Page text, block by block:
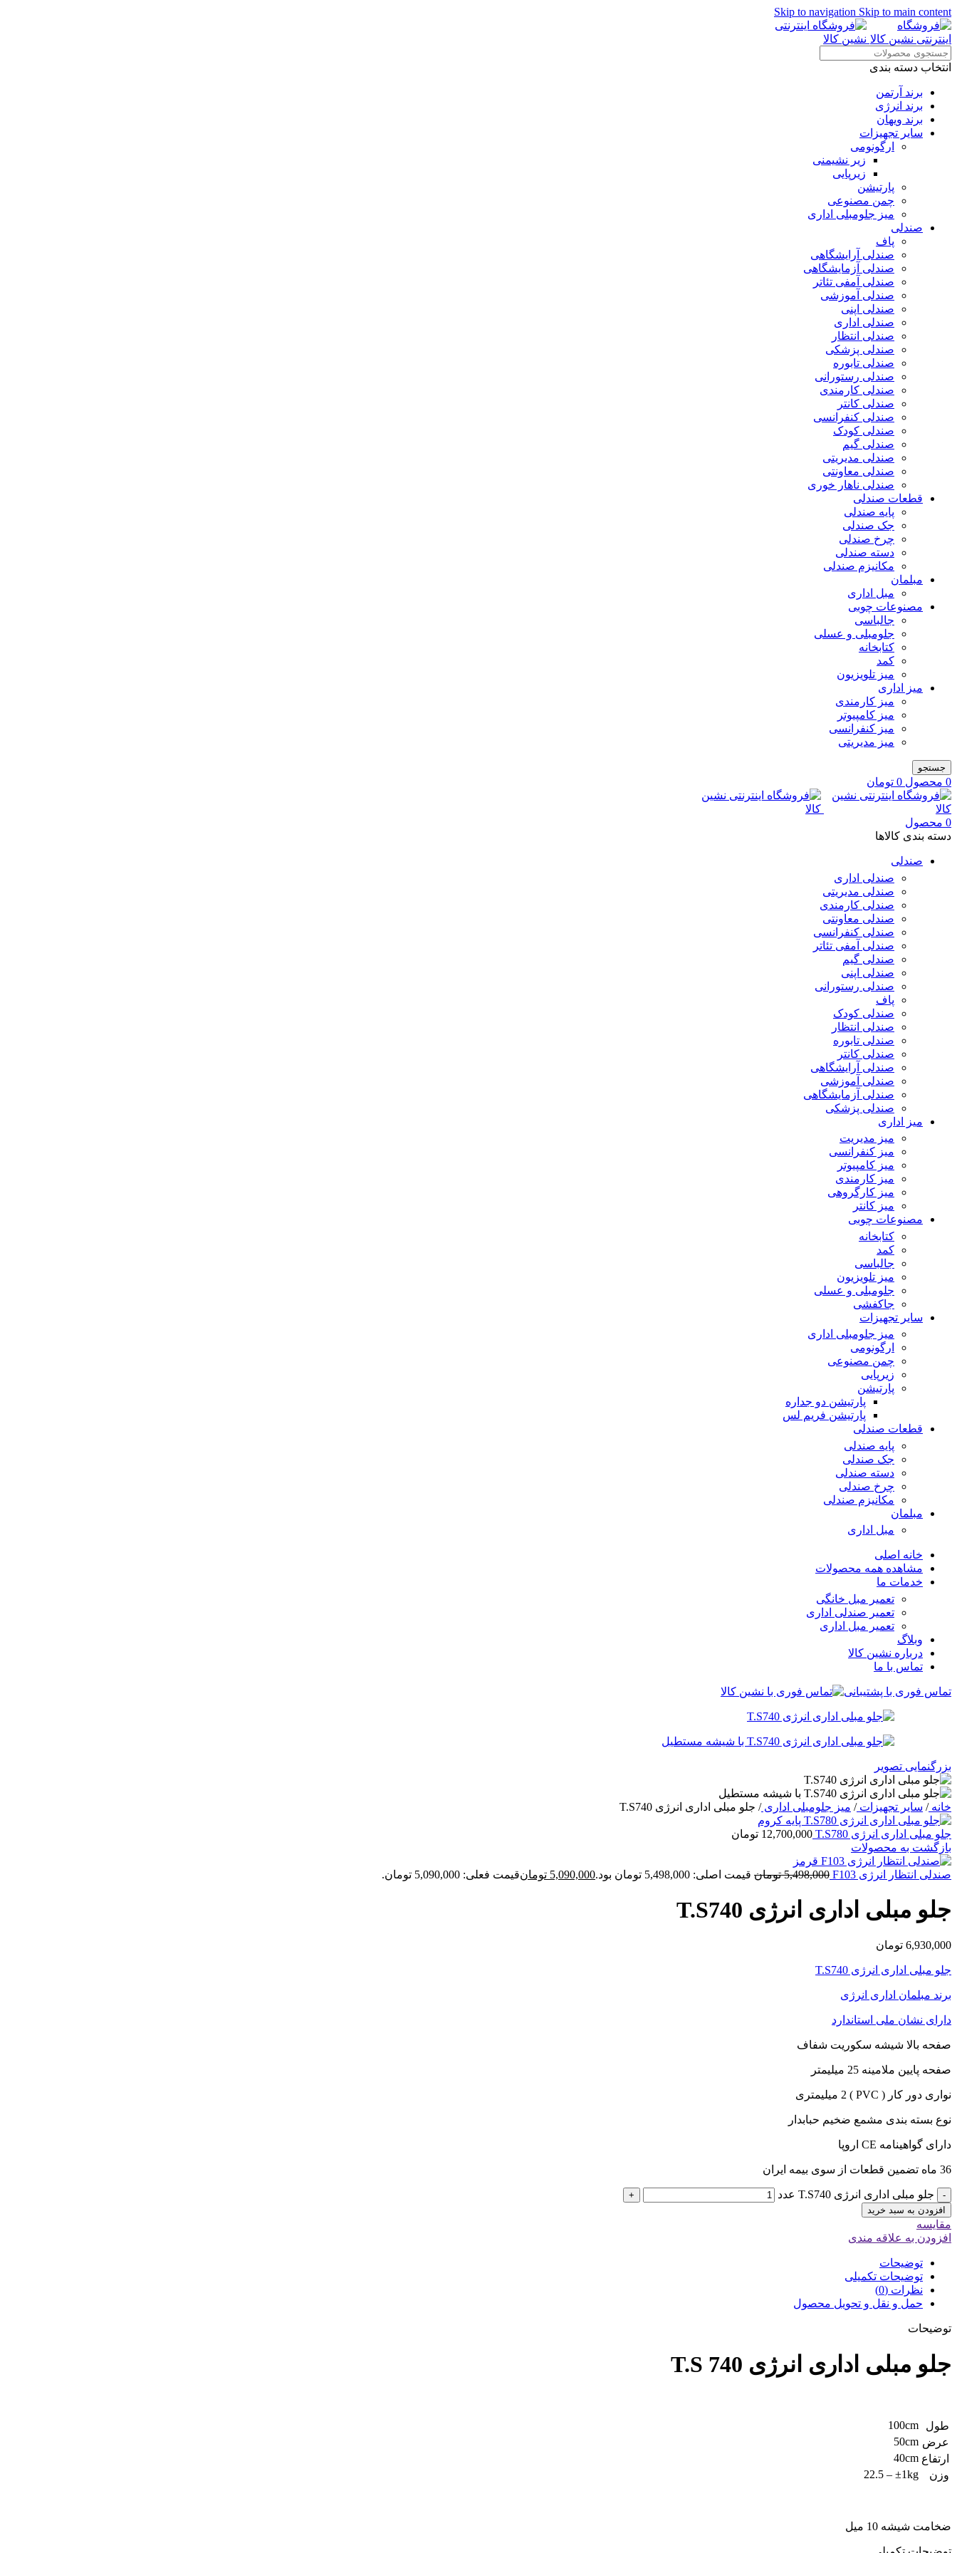
Skip to navigation Skip to main content
انتخاب دسته بندی
برند آرتمن
برند انرژی
برند ویهان
سایر تجهیزات
ارگونومی
زیر نشیمنی
زیرپایی
پارتیشن
چمن مصنوعی
میز جلومبلی اداری
صندلی
پاف
صندلی آرایشگاهی
صندلی آزمایشگاهی
صندلی آمفی تئاتر
صندلی آموزشی
صندلی اپنی
صندلی اداری
صندلی انتظار
صندلی پزشکی
صندلی تابوره
صندلی رستورانی
صندلی کارمندی
صندلی کانتر
صندلی کنفرانسی
صندلی کودک
صندلی گیم
صندلی مدیریتی
صندلی معاونتی
صندلی ناهار خوری
قطعات صندلی
پایه صندلی
جک صندلی
چرخ صندلی
دسته صندلی
مکانیزم صندلی
مبلمان
مبل اداری
مصنوعات چوبی
جالباسی
جلومبلی و عسلی
کتابخانه
کمد
میز تلویزیون
میز اداری
میز کارمندی
میز کامپیوتر
میز کنفرانسی
میز مدیریتی
جستجو
0 محصول 0 تومان
0 محصول
دسته بندی کالاها
صندلی
صندلی اداری
صندلی مدیریتی
صندلی کارمندی
صندلی معاونتی
صندلی کنفرانسی
صندلی آمفی تئاتر
صندلی گیم
صندلی اپنی
صندلی رستورانی
پاف
صندلی کودک
صندلی انتظار
صندلی تابوره
صندلی کانتر
صندلی آرایشگاهی
صندلی آموزشی
صندلی آزمایشگاهی
صندلی پزشکی
میز اداری
میز مدیریت
میز کنفرانسی
میز کامپیوتر
میز کارمندی
میز کارگروهی
میز کانتر
مصنوعات چوبی
کتابخانه
کمد
جالباسی
میز تلویزیون
جلومبلی و عسلی
جاکفشی
سایر تجهیزات
میز جلومبلی اداری
ارگونومی
چمن مصنوعی
زیرپایی
پارتیشن
پارتیشن دو جداره
پارتیشن فریم لس
قطعات صندلی
پایه صندلی
جک صندلی
دسته صندلی
چرخ صندلی
مکانیزم صندلی
مبلمان
مبل اداری
خانه اصلی
مشاهده همه محصولات
خدمات ما
تعمیر مبل خانگی
تعمیر صندلی اداری
تعمیر مبل اداری
وبلاگ
درباره نشین کالا
تماس با ما
تماس فوری با پشتیبانی
بزرگنمایی تصویر
خانه/ سایر تجهیزات/ میز جلومبلی اداری/ جلو مبلی اداری انرژی T.S740
جلو مبلی اداری انرژی T.S780 12,700,000 تومان
بازگشت به محصولات
صندلی انتظار انرژی F103 5,498,000 تومان قیمت اصلی: 5,498,000 تومان بود. 5,090,000 تومانقیمت فعلی: 5,090,000 تومان.
جلو مبلی اداری انرژی T.S740
6,930,000 تومان
جلو مبلی اداری انرژی T.S740
برند مبلمان اداری انرژی
دارای نشان ملی استاندارد
صفحه بالا شیشه سکوریت شفاف
صفحه پایین ملامینه 25 میلیمتر
نواری دور کار ( PVC ) 2 میلیمتری
نوع بسته بندی مشمع ضخیم حبابدار
دارای گواهینامه CE اروپا
36 ماه تضمین قطعات از سوی بیمه ایران
- جلو مبلی اداری انرژی T.S740 عدد
+
افزودن به سبد خرید
مقایسه
افزودن به علاقه مندی
توضیحات
توضیحات تکمیلی
نظرات (0)
حمل و نقل و تحویل محصول
توضیحات
جلو مبلی اداری انرژی T.S 740
طول
100cm
عرض 50cm
ارتفاع 40cm
وزن
22.5 – ±1kg
ضخامت شیشه 10 میل